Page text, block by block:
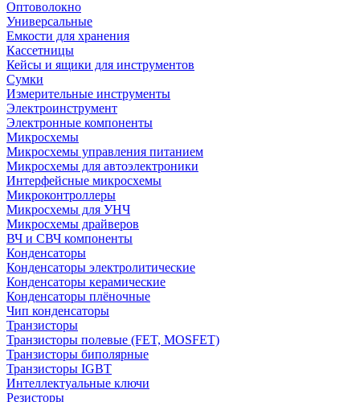
Оптоволокно
Универсальные
Емкости для хранения
Кассетницы
Кейсы и ящики для инструментов
Сумки
Измерительные инструменты
Электроинструмент
Электронные компоненты
Микросхемы
Микросхемы управления питанием
Микросхемы для автоэлектроники
Интерфейсные микросхемы
Микроконтроллеры
Микросхемы для УНЧ
Микросхемы драйверов
ВЧ и СВЧ компоненты
Конденсаторы
Конденсаторы электролитические
Конденсаторы керамические
Конденсаторы плёночные
Чип конденсаторы
Транзисторы
Транзисторы полевые (FET, MOSFET)
Транзисторы биполярные
Транзисторы IGBT
Интеллектуальные ключи
Резисторы